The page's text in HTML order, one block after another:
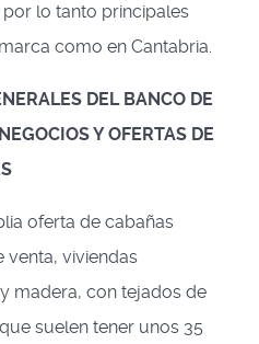
lo tanto principales
como en Cantabria.
DEL BANCO DE
Y OFERTAS DE
oferta de cabañas
venta, viviendas
madera, con tejados de
suelen tener unos 35